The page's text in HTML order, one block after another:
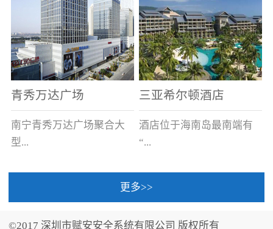
青秀万达广场
南宁青秀万达广场聚合大
型...
三亚希尔顿酒店
酒店位于海南岛最南端有
“...
中国的海岛天堂”之美称的
更多>>
©2017 深圳市赋安安全系统有限公司 版权所有